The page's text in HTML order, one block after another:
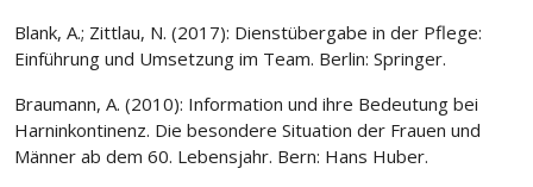
Blank, A.; Zittlau, N. (2017): Dienstübergabe in der Pflege:
Einführung und Umsetzung im Team. Berlin: Springer.
Braumann, A. (2010): Information und ihre Bedeutung bei
Harninkontinenz. Die besondere Situation der Frauen und
Männer ab dem 60. Lebensjahr. Bern: Hans Huber.